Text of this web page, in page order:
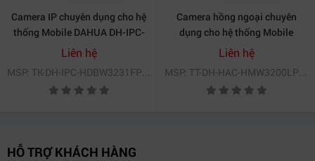
Camera IP chuyên dụng cho hệ
thống Mobile DAHUA DH-IPC-
HDBW3231FP-M
Liên hệ
MSP: TK-DH-IPC-HDBW3231FP-M
Camera hồng ngoại chuyên
dụng cho hệ thống Mobile
DAHUA DH-HAC-
HMW3200LP-FR
Liên hệ
MSP: TT-DH-HAC-HMW3200LP-FR
HỖ TRỢ KHÁCH HÀNG